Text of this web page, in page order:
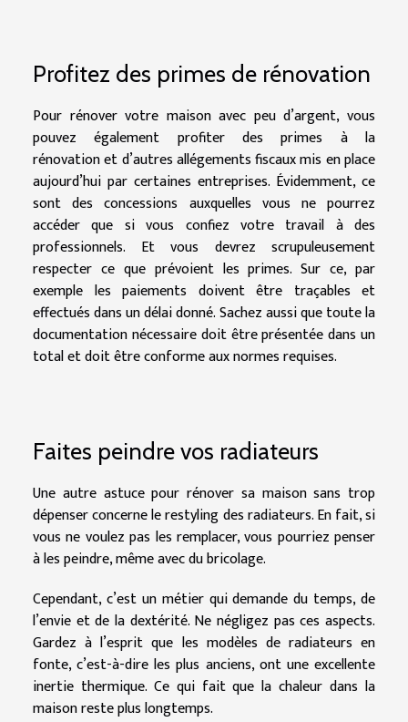
Profitez des primes de rénovation
Pour rénover votre maison avec peu d’argent, vous
pouvez également profiter des primes à la
rénovation et d’autres allégements fiscaux mis en place
aujourd’hui par certaines entreprises. Évidemment, ce
sont des concessions auxquelles vous ne pourrez
accéder que si vous confiez votre travail à des
professionnels. Et vous devrez scrupuleusement
respecter ce que prévoient les primes. Sur ce, par
exemple les paiements doivent être traçables et
effectués dans un délai donné. Sachez aussi que toute la
documentation nécessaire doit être présentée dans un
total et doit être conforme aux normes requises.
Faites peindre vos radiateurs
Une autre astuce pour rénover sa maison sans trop
dépenser concerne le restyling des radiateurs. En fait, si
vous ne voulez pas les remplacer, vous pourriez penser
à les peindre, même avec du bricolage.
Cependant, c’est un métier qui demande du temps, de
l’envie et de la dextérité. Ne négligez pas ces aspects.
Gardez à l’esprit que les modèles de radiateurs en
fonte, c’est-à-dire les plus anciens, ont une excellente
inertie thermique. Ce qui fait que la chaleur dans la
maison reste plus longtemps.